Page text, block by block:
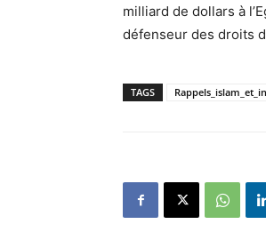
milliard de dollars à
défenseur des droits
TAGS